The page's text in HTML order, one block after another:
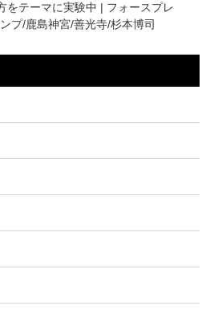
をテーマに実験中 | フォースプレ
プ/鹿島神宮/善光寺/杉本博司